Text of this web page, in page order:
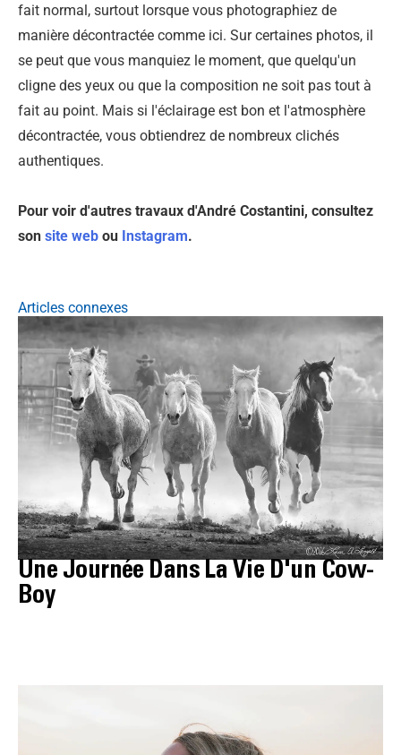
fait normal, surtout lorsque vous photographiez de
manière décontractée comme ici. Sur certaines photos, il
se peut que vous manquiez le moment, que quelqu'un
cligne des yeux ou que la composition ne soit pas tout à
fait au point. Mais si l'éclairage est bon et l'atmosphère
décontractée, vous obtiendrez de nombreux clichés
authentiques.
Pour voir d'autres travaux d'André Costantini, consultez
son site web ou Instagram.
Articles connexes
Une Journée Dans La Vie D'un Cow-
Boy